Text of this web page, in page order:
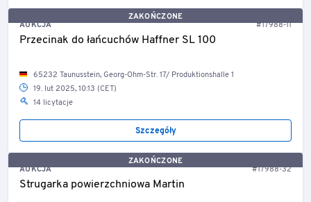
ZAKOŃCZONE
AUKCJA
#17988-11
Przecinak do łańcuchów Haffner SL 100
65232 Taunusstein, Georg-Ohm-Str. 17/ Produktionshalle 1
19. lut 2025, 10:13 (CET)
14 licytacje
Szczegóły
ZAKOŃCZONE
AUKCJA
#17988-32
Strugarka powierzchniowa Martin